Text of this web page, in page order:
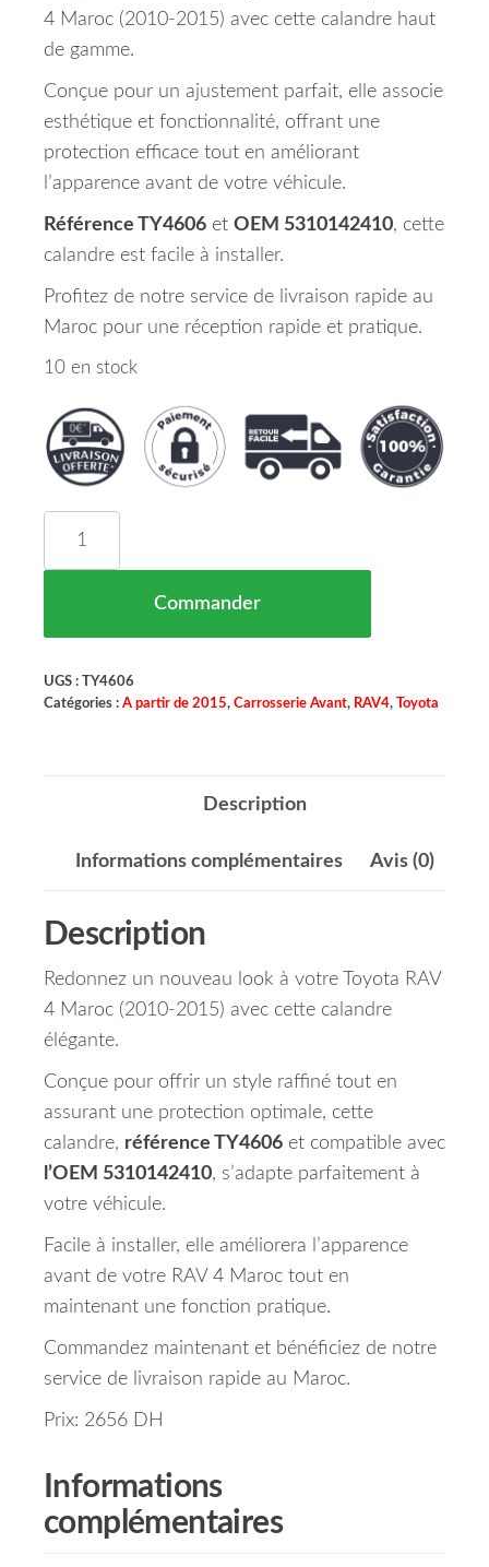
4 Maroc (2010-2015) avec cette calandre haut
de gamme.
Conçue pour un ajustement parfait, elle associe
esthétique et fonctionnalité, offrant une
protection efficace tout en améliorant
l’apparence avant de votre véhicule.
Référence TY4606 et OEM 5310142410, cette
calandre est facile à installer.
Profitez de notre service de livraison rapide au
Maroc pour une réception rapide et pratique.
10 en stock
Commander
UGS : TY4606
Catégories : A partir de 2015, Carrosserie Avant, RAV4, Toyota
Description
Informations complémentaires Avis (0)
Description
Redonnez un nouveau look à votre Toyota RAV
4 Maroc (2010-2015) avec cette calandre
élégante.
Conçue pour offrir un style raffiné tout en
assurant une protection optimale, cette
calandre, référence TY4606 et compatible avec
l’OEM 5310142410, s’adapte parfaitement à
votre véhicule.
Facile à installer, elle améliorera l’apparence
avant de votre RAV 4 Maroc tout en
maintenant une fonction pratique.
Commandez maintenant et bénéficiez de notre
service de livraison rapide au Maroc.
Prix: 2656 DH
Informations
complémentaires